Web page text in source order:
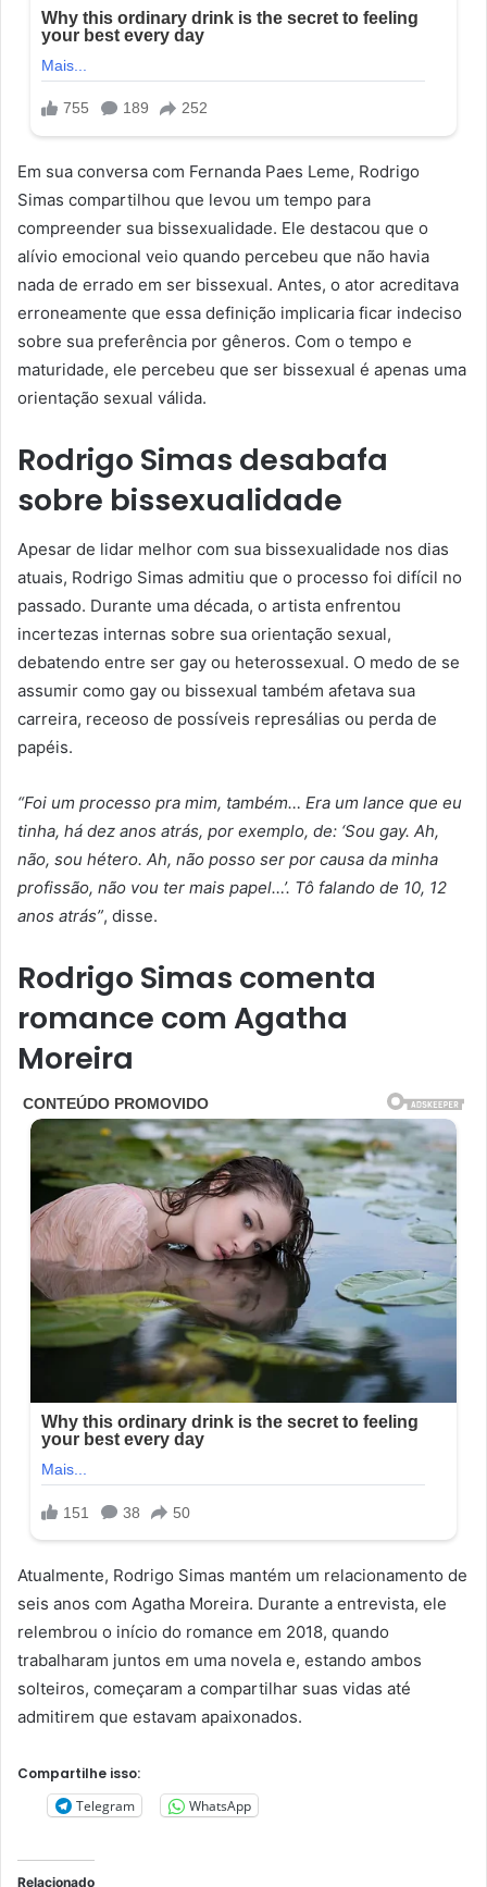
Em sua conversa com Fernanda Paes Leme, Rodrigo
Simas compartilhou que levou um tempo para
compreender sua bissexualidade. Ele destacou que o
alívio emocional veio quando percebeu que não havia
nada de errado em ser bissexual. Antes, o ator acreditava
erroneamente que essa definição implicaria ficar indeciso
sobre sua preferência por gêneros. Com o tempo e
maturidade, ele percebeu que ser bissexual é apenas uma
orientação sexual válida.
Rodrigo Simas desabafa
sobre bissexualidade
Apesar de lidar melhor com sua bissexualidade nos dias
atuais, Rodrigo Simas admitiu que o processo foi difícil no
passado. Durante uma década, o artista enfrentou
incertezas internas sobre sua orientação sexual,
debatendo entre ser gay ou heterossexual. O medo de se
assumir como gay ou bissexual também afetava sua
carreira, receoso de possíveis represálias ou perda de
papéis.
“Foi um processo pra mim, também… Era um lance que eu
tinha, há dez anos atrás, por exemplo, de: ‘Sou gay. Ah,
não, sou hétero. Ah, não posso ser por causa da minha
profissão, não vou ter mais papel…’. Tô falando de 10, 12
anos atrás”, disse.
Rodrigo Simas comenta
romance com Agatha
Moreira
Atualmente, Rodrigo Simas mantém um relacionamento de
seis anos com Agatha Moreira. Durante a entrevista, ele
relembrou o início do romance em 2018, quando
trabalharam juntos em uma novela e, estando ambos
solteiros, começaram a compartilhar suas vidas até
admitirem que estavam apaixonados.
Compartilhe isso:
Telegram
WhatsApp
Relacionado